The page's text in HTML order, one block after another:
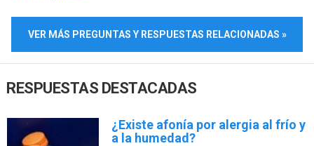
VER MÁS PREGUNTAS Y RESPUESTAS RELACIONADAS »
RESPUESTAS DESTACADAS
¿Existe afonía por alergia al frío y
a la humedad?